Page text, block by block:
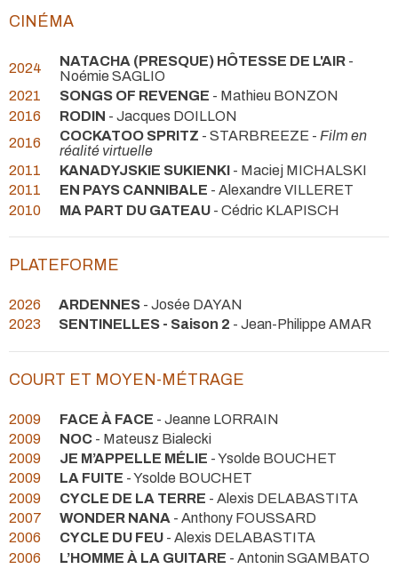
CINÉMA
2024 NATACHA (PRESQUE) HÔTESSE DE L'AIR -
Noémie SAGLIO
2021
SONGS OF REVENGE - Mathieu BONZON
2016
RODIN - Jacques DOILLON
2016
COCKATOO SPRITZ - STARBREEZE - Film en
réalité virtuelle
2011
KANADYJSKIE SUKIENKI - Maciej MICHALSKI
2011
EN PAYS CANNIBALE - Alexandre VILLERET
2010
MA PART DU GATEAU - Cédric KLAPISCH
PLATEFORME
2026 ARDENNES - Josée DAYAN
2023
SENTINELLES - Saison 2 - Jean-Philippe AMAR
COURT ET MOYEN-MÉTRAGE
2009 FACE À FACE - Jeanne LORRAIN
2009
NOC - Mateusz Bialecki
2009
JE M’APPELLE MÉLIE - Ysolde BOUCHET
2009
LA FUITE - Ysolde BOUCHET
2009
CYCLE DE LA TERRE - Alexis DELABASTITA
2007
WONDER NANA - Anthony FOUSSARD
2006
CYCLE DU FEU - Alexis DELABASTITA
2006
L’HOMME À LA GUITARE - Antonin SGAMBATO